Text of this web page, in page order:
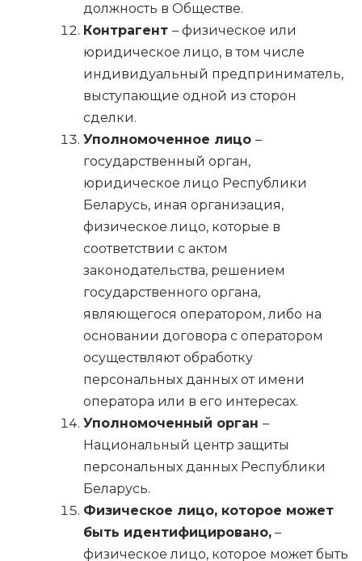
должность в Обществе.
Контрагент – физическое или
юридическое лицо, в том числе
индивидуальный предприниматель,
выступающие одной из сторон
сделки.
Уполномоченное лицо –
государственный орган,
юридическое лицо Республики
Беларусь, иная организация,
физическое лицо, которые в
соответствии с актом
законодательства, решением
государственного органа,
являющегося оператором, либо на
основании договора с оператором
осуществляют обработку
персональных данных от имени
оператора или в его интересах.
Уполномоченный орган –
Национальный центр защиты
персональных данных Республики
Беларусь.
Физическое лицо, которое может
быть идентифицировано, –
физическое лицо, которое может быть